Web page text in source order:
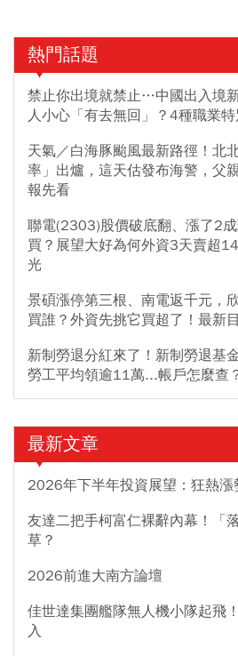
熱門話題
禁止你出境就禁止…中國出入境
人小心「有去無回」？4種職業
天氣／白海豚颱風最新路徑！北
率」出爐，這天估發布海警，父
報先看
聯電(2303)股價破底翻、漲了2
買？展望大好為何外資3天賣超
光
景碩漲停第三根、南電返千元，
買誰？外資先挑它買超了！最新
新制勞退分紅來了！新制勞退基
勞工平均領逾11萬...帳戶怎麼查
最新文章
2026年下半年投資展望：狂熱漲
友達二把手柯富仁裸辭內幕！「
草？
2026前進大南方論壇
佳世達集團艦隊無人機小隊起飛
入